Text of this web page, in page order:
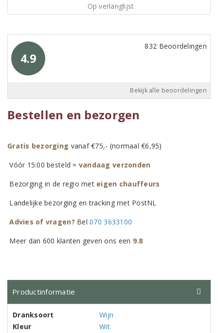
Op verlanglijst
4.9
832 Beoordelingen
Bekijk alle beoordelingen
Bestellen en bezorgen
Gratis bezorging vanaf €75,- (normaal €6,95)
Vóór 15:00 besteld = vandaag verzonden
Bezorging in de regio met eigen chauffeurs
Landelijke bezorging en tracking met PostNL
Advies of vragen? Bel070 3633100
Meer dan 600 klanten geven ons een 9.8
Productinformatie
Dranksoort
Wijn
Kleur
Wit